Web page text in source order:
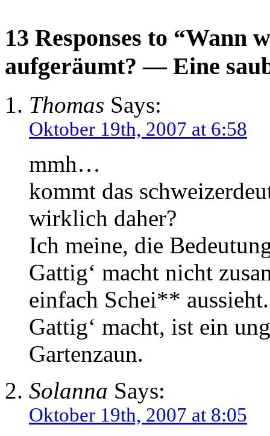
13 Responses to “Wann
aufgeräumt? — Eine
Thomas Says:
Oktober 19th, 2007 at 6:58
mmh…
kommt das
wirklich daher?
Ich meine, die
Gattig‘ macht nicht
einfach Schei**
Gattig‘ macht, ist ein
Gartenzaun.
Solanna Says:
Oktober 19th, 2007 at 8:05